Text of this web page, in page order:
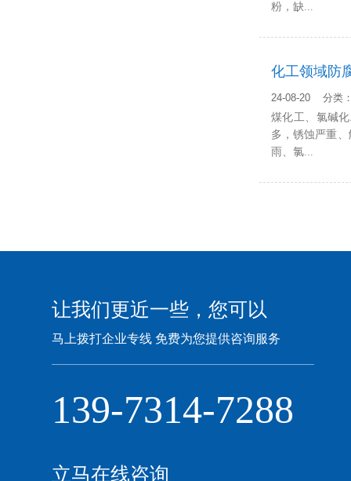
粉，缺...
化工领域防
24-08-20 分类
煤化工、氯碱
多，锈蚀严重
雨、氯...
让我们更近一些，您可以
马上拨打企业专线 免费为您提供咨询服务
139-7314-7288
立马在线咨询